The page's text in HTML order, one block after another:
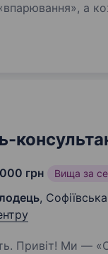
а
трендами
грн Вища за
,